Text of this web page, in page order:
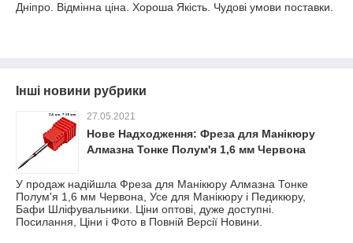
Дніпро. Відмінна ціна. Хороша Якість. Чудові умови поставки.
Інші новини рубрики
27.05.2021
Нове Надходження: Фреза для Манікюру
Алмазна Тонке Полум'я 1,6 мм Червона
У продаж надійшла Фреза для Манікюру Алмазна Тонке
Полум'я 1,6 мм Червона, Усе для Манікюру і Педикюру,
Бафи Шліфувальники. Ціни оптові, дуже доступні.
Посилання, Ціни і Фото в Повній Версії Новини.